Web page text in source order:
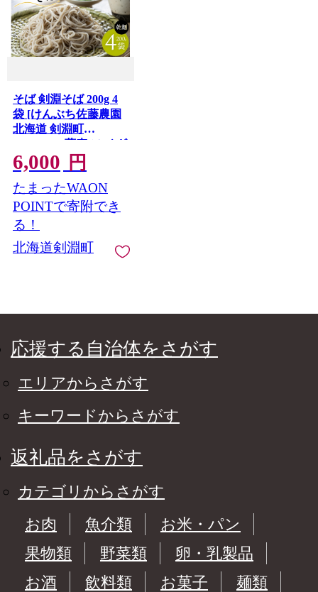
そば 剣淵そば 200g 4
袋 [けんぶち佐藤農園
北海道 剣淵町
14656425] 蕎麦 ソバ ざ
るそば 麺 乾麺 乾めん
便利 保存食 常温 備蓄
6,000 円
たまったWAON
POINTで寄附でき
る！
北海道剣淵町
応援する自治体をさがす
エリアからさがす
キーワードからさがす
返礼品をさがす
カテゴリからさがす
お肉
魚介類
お米・パン
果物類
野菜類
卵・乳製品
お酒
飲料類 お菓子
麺類